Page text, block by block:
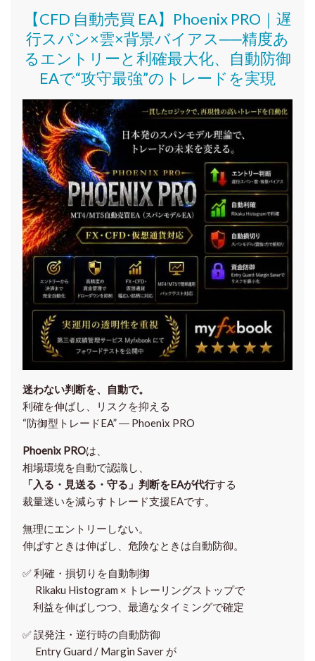
【CFD 自動売買 EA】Phoenix PRO｜遅
行スパン×雲×背景バイアス──精度あ
るエントリーと利確最大化、自動防御
EAで“攻守最強”のトレードを実現
迷わない判断を、自動で。
利確を伸ばし、リスクを抑える
“防御型トレードEA” ― Phoenix PRO
Phoenix PROは、
相場環境を自動で認識し、
「入る・見送る・守る」判断をEAが代行する
裁量迷いを減らすトレード支援EAです。
無理にエントリーしない。
伸ばすときは伸ばし、危険なときは自動防御。
✅利確・損切りを自動制御
Rikaku Histogram × トレーリングストップで
利益を伸ばしつつ、最適なタイミングで確定
✅誤発注・逆行時の自動防御
Entry Guard / Margin Saver が